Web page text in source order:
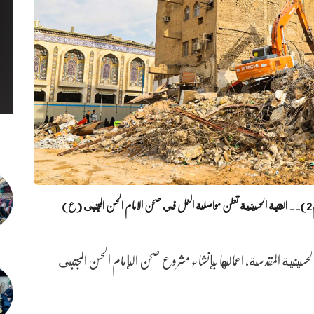
المقدسة، اعمالها بإنشاء مشروع صحن الإمام الحسن المجتبى